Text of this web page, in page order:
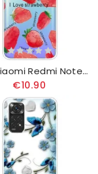
Θήκη Xiaomi Redmi Note 11 / 11S Φράουλες / I Love Strawberry
€10.90